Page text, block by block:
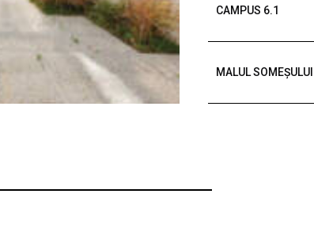
CAMPUS 6.1
MALUL SOMEȘULUI